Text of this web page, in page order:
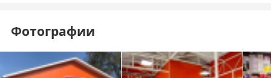
Фотографии